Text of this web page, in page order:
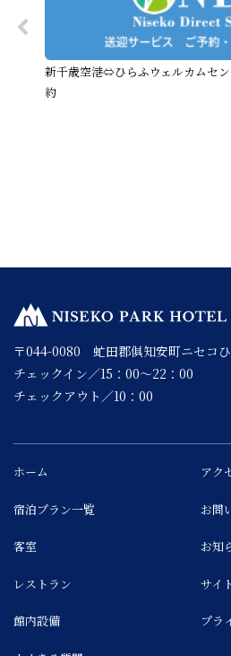
新千歳空港⇔ひらふウェルカムセ
約
〒044-0080 虻田郡俱知安町ニセコ
チェックイン／15：00～22：00
チェックアウト／10：00
ホーム
宿泊プラン一覧
客室
レストラン
館内設備
アク
お問
お知
サイ
プラ